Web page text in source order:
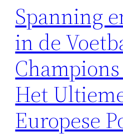
Spanning
in de
Het
Europese